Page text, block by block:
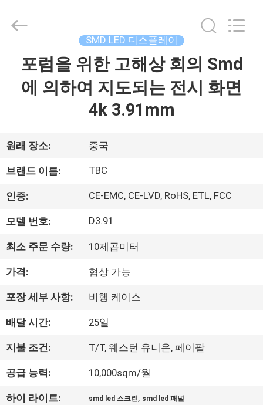
VR
쇼
우
리
에
대
하
여
공
SMD LED 디스플레이
포럼을 위한 고해상 회의 Smd
에 의하여 지도되는 전시 화면
4k 3.91mm
원래 장소: 중국
브랜드 이름: TBC
인증: CE-EMC, CE-LVD, RoHS, ETL, FCC
모델 번호: D3.91
최소 주문 수량: 10제곱미터
가격: 협상 가능
포장 세부 사항: 비행 케이스
배달 시간: 25일
지불 조건: T/T, 웨스턴 유니온, 페이팔
공급 능력: 10,000sqm/월
하이 라이트: smd led 스크린, smd led 패널